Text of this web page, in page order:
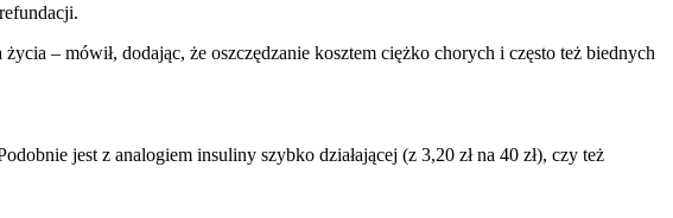
– mówił, dodając, że oszczędzanie kosztem ciężko chorych i często też biednych
jest z analogiem insuliny szybko działającej (z 3,20 zł na 40 zł), czy też